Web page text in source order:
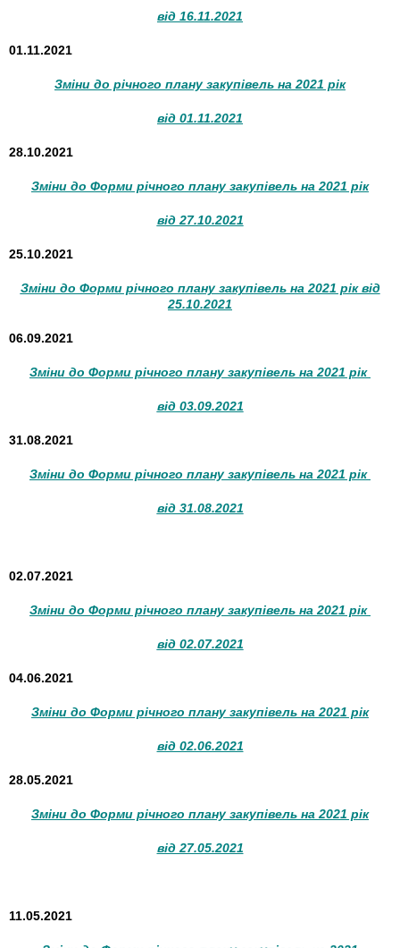
від 16.11.2021
01.11.2021
Зміни до річного плану закупівель на 2021 рік
від 01.11.2021
28.10.2021
Зміни до Форми річного плану закупівель на 2021 рік
від 27.10.2021
25.10.2021
Зміни до Форми річного плану закупівель на 2021 рік від
25.10.2021
06.09.2021
Зміни до Форми річного плану закупівель на 2021 рік
від 03.09.2021
31.08.2021
Зміни до Форми річного плану закупівель на 2021 рік
від 31.08.2021
02.07.2021
Зміни до Форми річного плану закупівель на 2021 рік
від 02.07.2021
04.06.2021
Зміни до Форми річного плану закупівель на 2021 рік
від 02.06.2021
28.05.2021
Зміни до Форми річного плану закупівель на 2021 рік
від 27.05.2021
11.05.2021